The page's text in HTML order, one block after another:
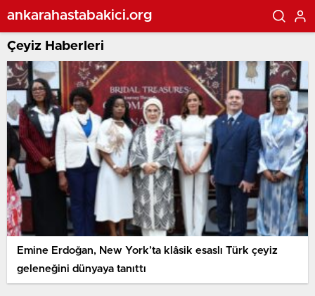
ankarahastabakici.org
Çeyiz Haberleri
Emine Erdoğan, New York’ta klâsik esaslı Türk çeyiz
geleneğini dünyaya tanıttı